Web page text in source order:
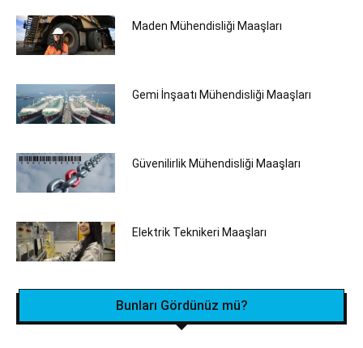
Maden Mühendisliği Maaşları
Gemi İnşaatı Mühendisliği Maaşları
Güvenilirlik Mühendisliği Maaşları
Elektrik Teknikeri Maaşları
Bunları Gördünüz mü?